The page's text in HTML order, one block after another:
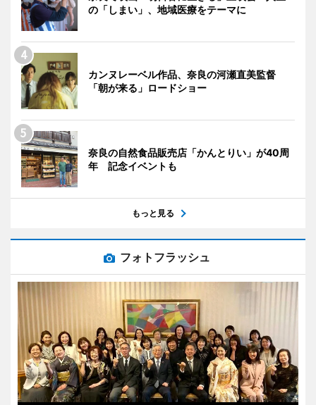
の「しまい」、地域医療をテーマに
カンヌレーベル作品、奈良の河瀬直美監督
「朝が来る」ロードショー
奈良の自然食品販売店「かんとりい」が40周
年 記念イベントも
もっと見る
フォトフラッシュ